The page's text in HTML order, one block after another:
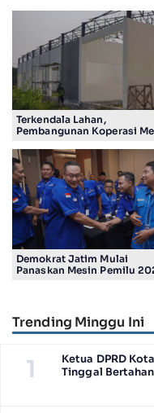
Terkendala Lahan,
Pembangunan Koperasi
Gerai
Demokrat Jatim Mulai
Panaskan Mesin Pemilu
Trending Minggu Ini
1
Ketua DPRD
Tinggal